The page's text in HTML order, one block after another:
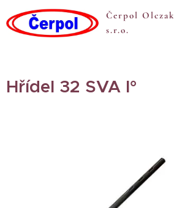
Čerpol Olczak
s.r.o.
Hřídel 32 SVA I°